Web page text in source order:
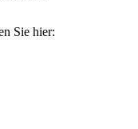
Sie hier: